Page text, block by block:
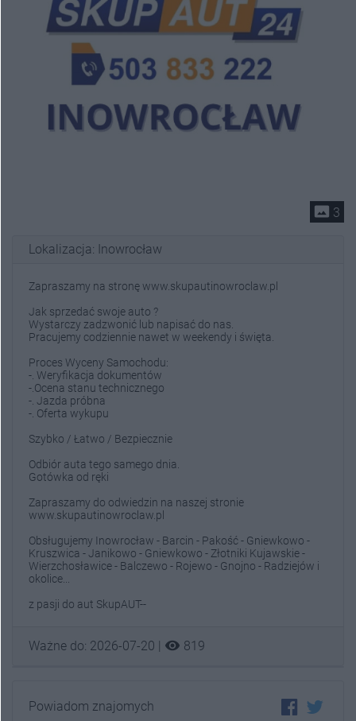
photo_size_select_actual 3
Lokalizacja: Inowrocław
Zapraszamy na stronę www.skupautinowroclaw.pl
Jak sprzedać swoje auto ?
Wystarczy zadzwonić lub napisać do nas.
Pracujemy codziennie nawet w weekendy i święta.
Proces Wyceny Samochodu:
-. Weryfikacja dokumentów
-.Ocena stanu technicznego
-. Jazda próbna
-. Oferta wykupu
Szybko / Łatwo / Bezpiecznie
Odbiór auta tego samego dnia.
Gotówka od ręki
Zapraszamy do odwiedzin na naszej stronie
www.skupautinowroclaw.pl
Obsługujemy Inowrocław - Barcin - Pakość - Gniewkowo -
Kruszwica - Janikowo - Gniewkowo - Złotniki Kujawskie -
Wierzchosławice - Balczewo - Rojewo - Gnojno - Radziejów i
okolice...
z pasji do aut SkupAUT--
Ważne do: 2026-07-20 | visibility 819
Powiadom znajomych